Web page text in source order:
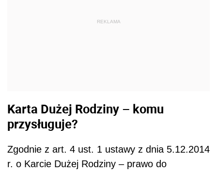
REKLAMA
Karta Dużej Rodziny – komu
przysługuje?
Zgodnie z art. 4 ust. 1 ustawy z dnia 5.12.2014
r. o Karcie Dużej Rodziny – prawo do